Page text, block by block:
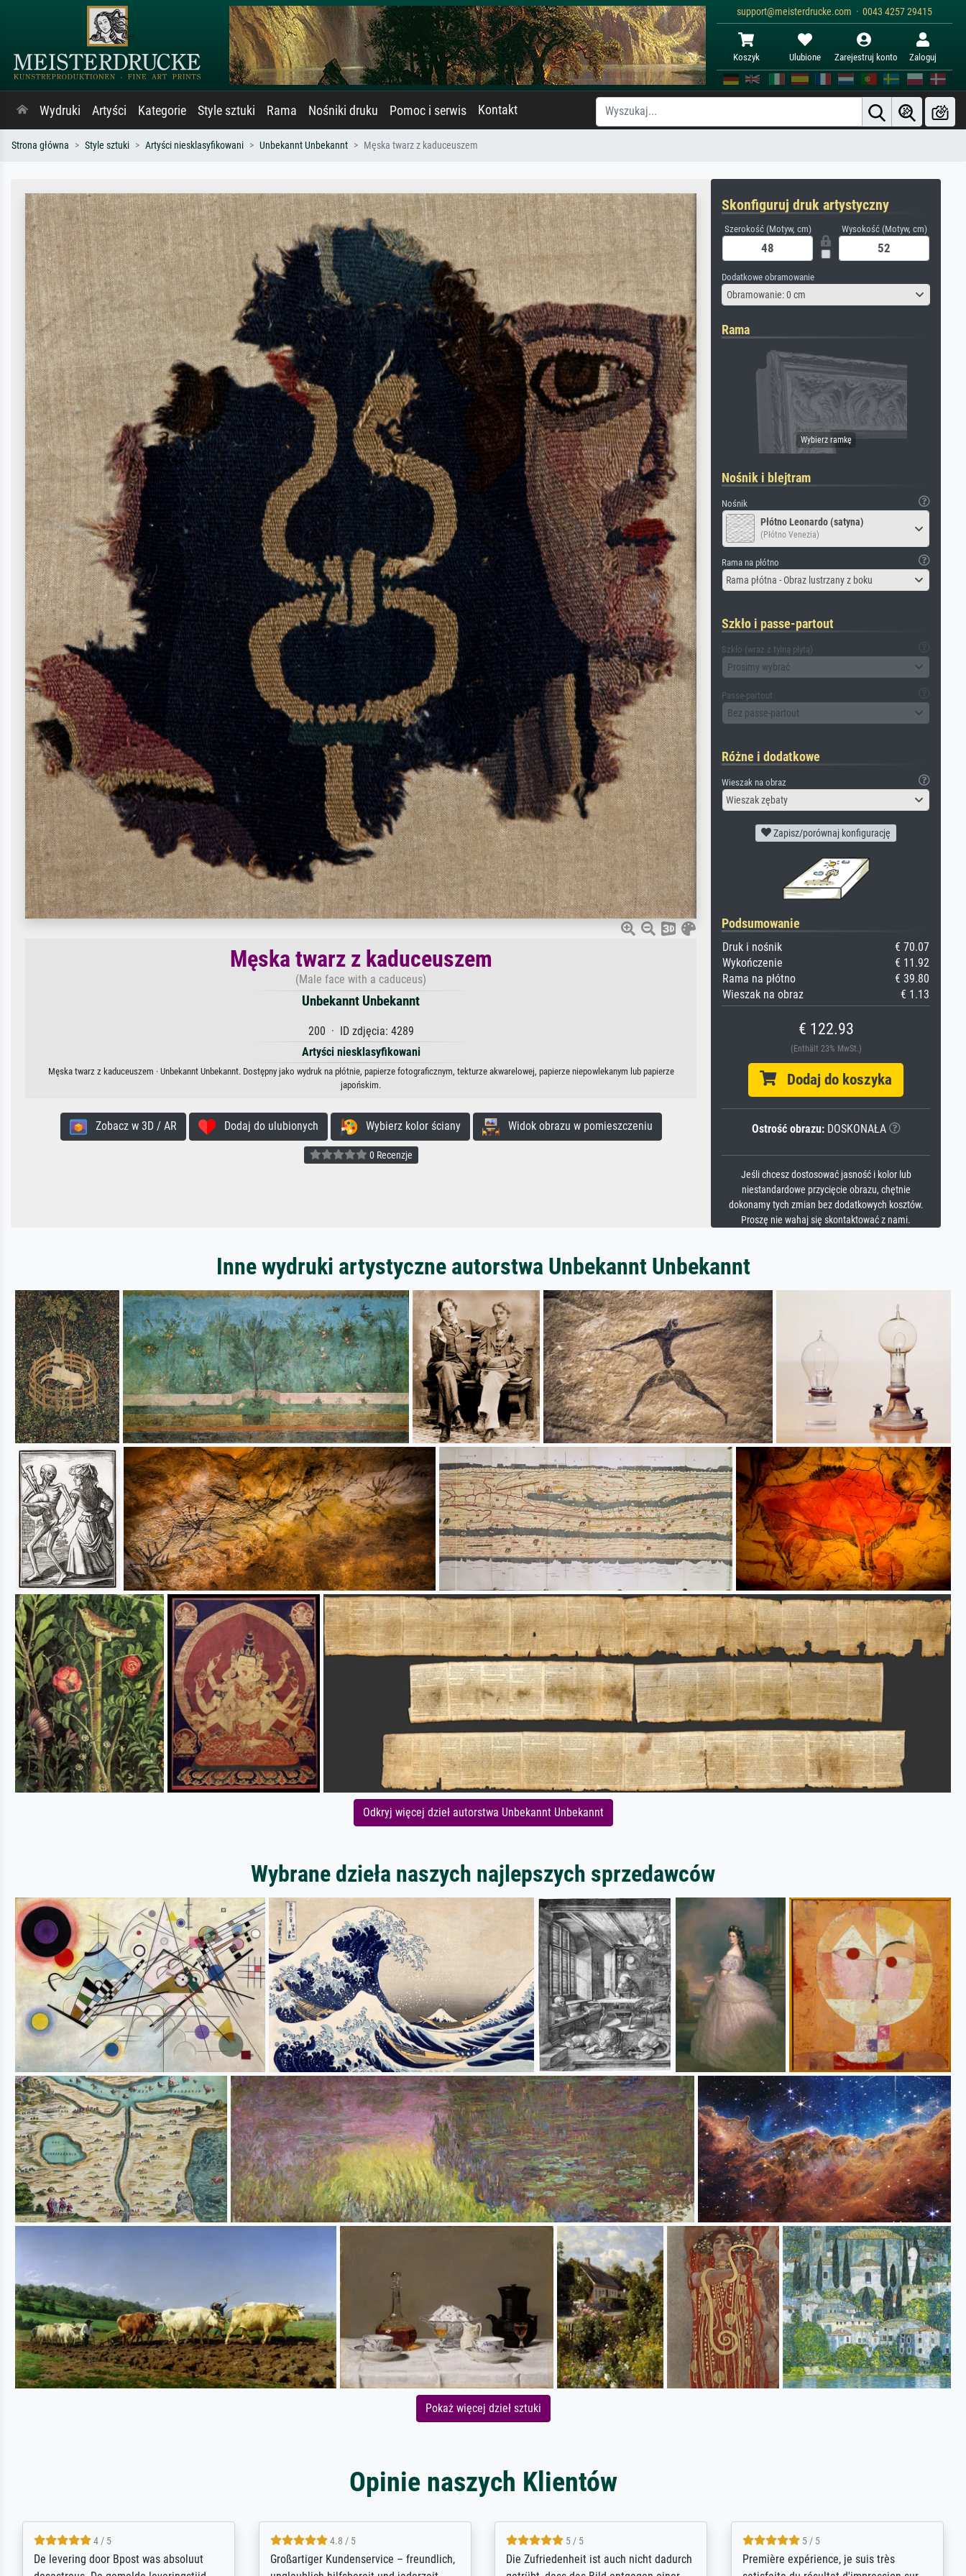
support@meisterdrucke.com · 0043 4257 29415
Koszyk Ulubione Zarejestruj konto Zaloguj
Wydruki Artyści Kategorie Style sztuki Rama Nośniki druku Pomoc i serwis Kontakt
Strona główna Style sztuki Artyści niesklasyfikowani Unbekannt Unbekannt Męska twarz z kaduceuszem
Męska twarz z kaduceuszem
(Male face with a caduceus)
Unbekannt Unbekannt
200 · ID zdjęcia: 4289
Artyści niesklasyfikowani
Męska twarz z kaduceuszem · Unbekannt Unbekannt. Dostępny jako wydruk na płótnie, papierze fotograficznym, tekturze akwarelowej, papierze niepowlekanym lub papierze
japońskim.
Zobacz w 3D / AR Dodaj do ulubionych Wybierz kolor ściany Widok obrazu w pomieszczeniu
0 Recenzje
Skonfiguruj druk artystyczny
Szerokość (Motyw, cm) Wysokość (Motyw, cm)
Dodatkowe obramowanie
Obramowanie: 0 cm
Rama
Nośnik i blejtram
Nośnik
Płótno Leonardo (satyna)
(Płótno Venezia)
Rama na płótno
Rama płótna - Obraz lustrzany z boku
Szkło i passe-partout
Szkło (wraz z tylną płytą)
Prosimy wybrać
Passe-partout
Bez passe-partout
Różne i dodatkowe
Wieszak na obraz
Wieszak zębaty
Zapisz/porównaj konfigurację
Podsumowanie
Druk i nośnik
€ 70.07
Wykończenie
€ 11.92
Rama na płótno
€ 39.80
Wieszak na obraz
€ 1.13
€ 122.93
(Enthält 23% MwSt.)
Dodaj do koszyka
Ostrość obrazu:DOSKONAŁA
Jeśli chcesz dostosować jasność i kolor lub
niestandardowe przycięcie obrazu, chętnie
dokonamy tych zmian bez dodatkowych kosztów.
Proszę nie wahaj się skontaktować z nami.
Inne wydruki artystyczne autorstwa Unbekannt Unbekannt
Odkryj więcej dzieł autorstwa Unbekannt Unbekannt
Wybrane dzieła naszych najlepszych sprzedawców
Pokaż więcej dzieł sztuki
Opinie naszych Klientów
5 / 5
Sehr gute Qualität des Leinwanddrucks
5 / 5
Für ein Erinnerungsbuch mit der
4.8 / 5
Hervorragende Qualität. Man kann sich
4.8 / 5
Qualité absolument irréprochable.